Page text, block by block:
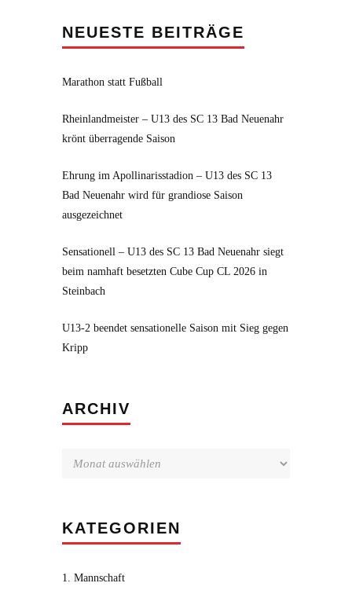
NEUESTE BEITRÄGE
Marathon statt Fußball
Rheinlandmeister – U13 des SC 13 Bad Neuenahr
krönt überragende Saison
Ehrung im Apollinarisstadion – U13 des SC 13
Bad Neuenahr wird für grandiose Saison
ausgezeichnet
Sensationell – U13 des SC 13 Bad Neuenahr siegt
beim namhaft besetzten Cube Cup CL 2026 in
Steinbach
U13-2 beendet sensationelle Saison mit Sieg gegen
Kripp
ARCHIV
KATEGORIEN
1. Mannschaft